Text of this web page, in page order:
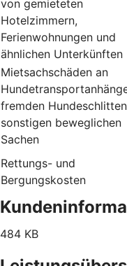
von gemieteten
Hotelzimmern,
Ferienwohnungen und
ähnlichen Unterkünften
Mietsachschäden an
fremden
sonstigen beweglichen
Sachen
Rettungs- und
Bergungskosten
484 KB